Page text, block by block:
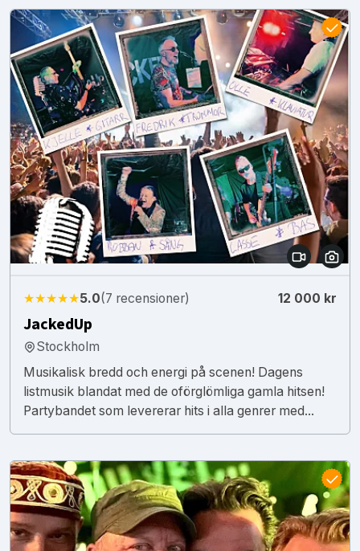
★★★★★5.0(7 recensioner) 12 000 kr
JackedUp
Stockholm
Musikalisk bredd och energi på scenen! Dagens
listmusik blandat med de oförglömliga gamla hitsen!
Partybandet som levererar hits i alla genrer med...